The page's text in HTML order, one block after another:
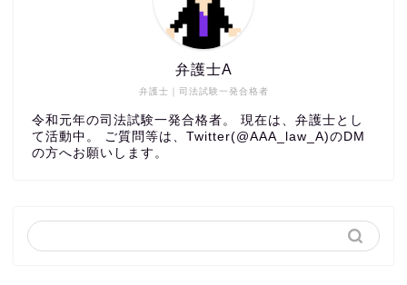
弁護士｜司法試験一発合格者
弁護士A
令和元年の司法試験一発合格者。 現在は、弁護士とし
て活動中。 ご質問等は、Twitter(@AAA_law_A)のDM
の方へお願いします。